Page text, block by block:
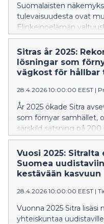
Suomalaisten
tulevaisuudesta ovat
Elinkeinoelämän
suomalaiset odottavat
aktiivisempaa roolia
teknologisen
vahvistamisessa.
reilua.
Sitras år 2025:
lösningar som
vägkost för hållbar
28.4.2026 10:00:00 EEST |
År 2025 ökade Sitra
som förnyar samhället,
särskild satsning på
produktiviteten inom
att finansiera
rapporten Megatrender
omfattande helhetsbild
resultat redovisas i
bokslutet för år 2025.
Vuosi 2025:
Suomea
kestävään kasvuun
28.4.2026 10:00:00 EEST |
Vuonna 2025 Sitra
yhteiskuntaa